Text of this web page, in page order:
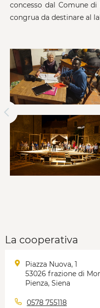
concesso dal Comune
congrua da destinare al
La cooperativa
Piazza Nuova, 1
53026 frazione di
Pienza, Siena
0578 755118